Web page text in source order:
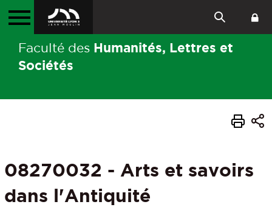
Faculté des Humanités, Lettres et
Sociétés
08270032 - Arts et savoirs
dans l'Antiquité